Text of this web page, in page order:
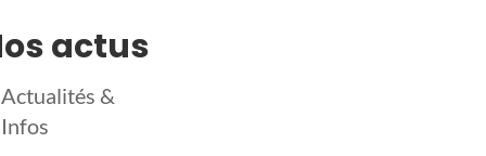
actus
Actualités &
Infos